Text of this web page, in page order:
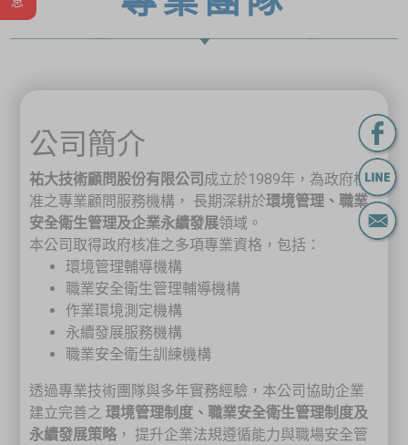
公司簡介
祐大技術顧問股份有限公司 成立於1989年，為政府核
准之專業顧問服務機構， 長期深耕於環境管理、職業
安全衛生管理及企業永續發展領域。
本公司取得政府核准之多項專業資格，包括：
環境管理輔導機構
職業安全衛生管理輔導機構
作業環境測定機構
永續發展服務機構
職業安全衛生訓練機構
透過專業技術團隊與多年實務經驗，本公司協助企業
建立完善之環境管理制度、職業安全衛生管理制度及
永續發展策略 ， 提升企業法規遵循能力與職場安全管